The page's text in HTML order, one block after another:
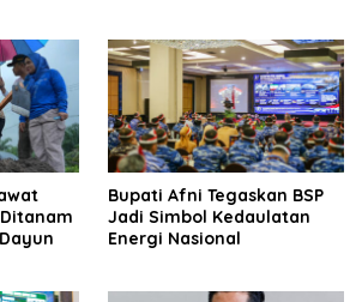
Bupati Afni Tegaskan BSP
Jadi Simbol Kedaulatan
Energi Nasional